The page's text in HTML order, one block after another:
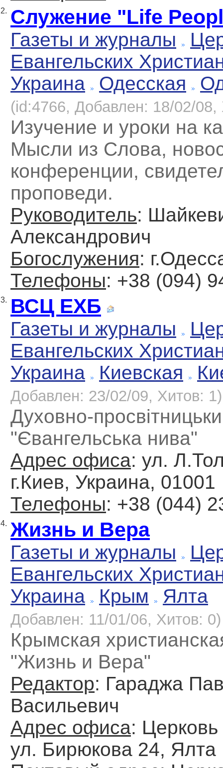
2. Служение "Life
Газеты и журналы
Евангельских
Украина
Одесская
(id:4766, Добавлен: 18/02/08,
Изучение и уроки на
Мысли из Слова,
конференции,
проповеди.
Руководитель:
Александрович
Богослужения:
Телефоны: +38 (094)
3. ВСЦ ЕХБ
Газеты и журналы
Евангельских
Украина
Киевская
Добавлен: 23/02/09, Хитов: 1)
Духовно-
"Євангельська нива"
Адрес офиса: ул.
г.Киев, Украина, 01001
Телефоны: +38 (044)
4. Жизнь и Вера
Газеты и журналы
Евангельских
Украина
Крым Ялта
Добавлен: 11/01/06, Хитов: 0)
Крымская
"Жизнь и Вера"
Редактор: Гараджа
Васильевич
Адрес офиса:
ул. Бирюкова 24, Ялта